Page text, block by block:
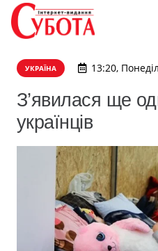
УКРАЇНА 13:20,
З’явилася ще
українців